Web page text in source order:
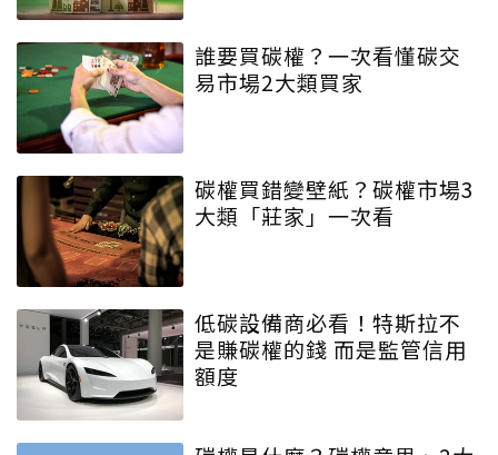
誰要買碳權？一次看懂碳交
易市場2大類買家
碳權買錯變壁紙？碳權市場3
大類「莊家」一次看
低碳設備商必看！特斯拉不
是賺碳權的錢 而是監管信用
額度